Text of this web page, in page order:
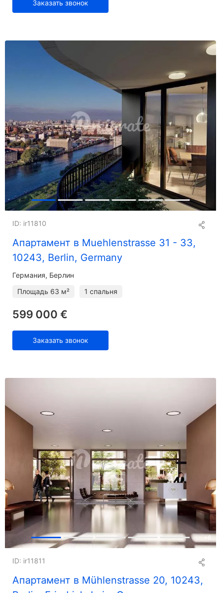
Заказать звонок
Апартамент в Muehlenstrasse 31 - 33,
10243, Berlin, Germany
ID: ir11810
Германия, Берлин
Площадь 63 м² 1 спальня
599 000 €
Заказать звонок
+8
Апартамент в Mühlenstrasse 20, 10243,
ID: ir11811